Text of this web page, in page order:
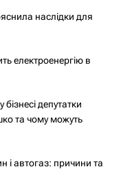
наслідки для
електроенергію в
депутатки
та чому можуть
і автогаз: причини та